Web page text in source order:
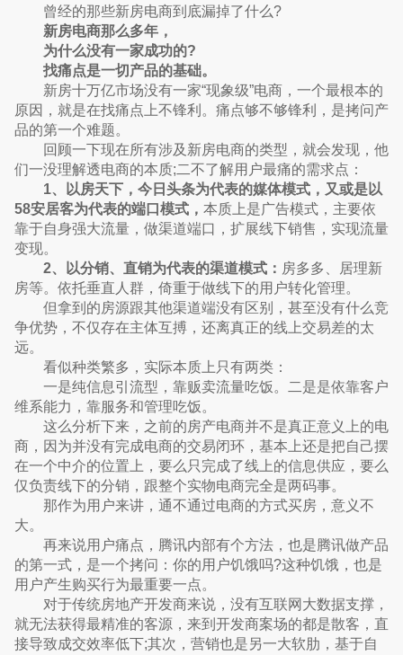
曾经的那些新房电商到底漏掉了什么?
新房电商那么多年，
为什么没有一家成功的?
找痛点是一切产品的基础。
新房十万亿市场没有一家“现象级”电商，一个最根本的
原因，就是在找痛点上不锋利。痛点够不够锋利，是拷问产
品的第一个难题。
回顾一下现在所有涉及新房电商的类型，就会发现，他
们一没理解透电商的本质;二不了解用户最痛的需求点：
1、以房天下，今日头条为代表的媒体模式，又或是以
58安居客为代表的端口模式， 本质上是广告模式，主要依
靠于自身强大流量，做渠道端口，扩展线下销售，实现流量
变现。
2、以分销、直销为代表的渠道模式： 房多多、居理新
房等。依托垂直人群，倚重于做线下的用户转化管理。
但拿到的房源跟其他渠道端没有区别，甚至没有什么竞
争优势，不仅存在主体互搏，还离真正的线上交易差的太
远。
看似种类繁多，实际本质上只有两类：
一是纯信息引流型，靠贩卖流量吃饭。二是是依靠客户
维系能力，靠服务和管理吃饭。
这么分析下来，之前的房产电商并不是真正意义上的电
商，因为并没有完成电商的交易闭环，基本上还是把自己摆
在一个中介的位置上，要么只完成了线上的信息供应，要么
仅负责线下的分销，跟整个实物电商完全是两码事。
那作为用户来讲，通不通过电商的方式买房，意义不
大。
再来说用户痛点，腾讯内部有个方法，也是腾讯做产品
的第一式，是一个拷问：你的用户饥饿吗?这种饥饿，也是
用户产生购买行为最重要一点。
对于传统房地产开发商来说，没有互联网大数据支撑，
就无法获得最精准的客源，来到开发商案场的都是散客，直
接导致成交效率低下;其次，营销也是另一大软肋，基于自